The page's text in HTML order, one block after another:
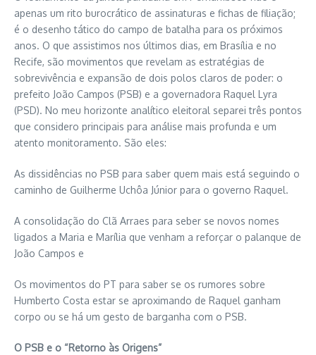
apenas um rito burocrático de assinaturas e fichas de filiação;
é o desenho tático do campo de batalha para os próximos
anos. O que assistimos nos últimos dias, em Brasília e no
Recife, são movimentos que revelam as estratégias de
sobrevivência e expansão de dois polos claros de poder: o
prefeito João Campos (PSB) e a governadora Raquel Lyra
(PSD). No meu horizonte analítico eleitoral separei três pontos
que considero principais para análise mais profunda e um
atento monitoramento. São eles:
As dissidências no PSB para saber quem mais está seguindo o
caminho de Guilherme Uchôa Júnior para o governo Raquel.
A consolidação do Clã Arraes para seber se novos nomes
ligados a Maria e Marília que venham a reforçar o palanque de
João Campos e
Os movimentos do PT para saber se os rumores sobre
Humberto Costa estar se aproximando de Raquel ganham
corpo ou se há um gesto de barganha com o PSB.
O PSB e o “Retorno às Origens”